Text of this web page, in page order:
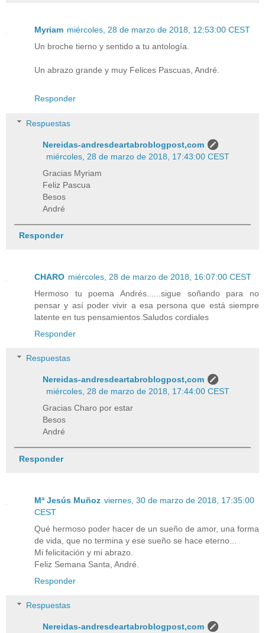
Myriam miércoles, 28 de marzo de 2018, 12:53:00 CEST
Un broche tierno y sentido a tu antología.
Un abrazo grande y muy Felices Pascuas, André.
Responder
Respuestas
Nereidas-andresdeartabroblogpost,com
miércoles, 28 de marzo de 2018, 17:43:00 CEST
Gracias Myriam
Feliz Pascua
Besos
André
Responder
CHARO miércoles, 28 de marzo de 2018, 16:07:00 CEST
Hermoso tu poema Andrés......sigue soñando para no
pensar y así poder vivir a esa persona que está siempre
latente en tus pensamientos.Saludos cordiales
Responder
Respuestas
Nereidas-andresdeartabroblogpost,com
miércoles, 28 de marzo de 2018, 17:44:00 CEST
Gracias Charo por estar
Besos
André
Responder
Mª Jesús Muñoz viernes, 30 de marzo de 2018, 17:35:00
CEST
Qué hermoso poder hacer de un sueño de amor, una forma
de vida, que no termina y ese sueño se hace eterno...
Mi felicitación y mi abrazo.
Feliz Semana Santa, André.
Responder
Respuestas
Nereidas-andresdeartabroblogpost,com